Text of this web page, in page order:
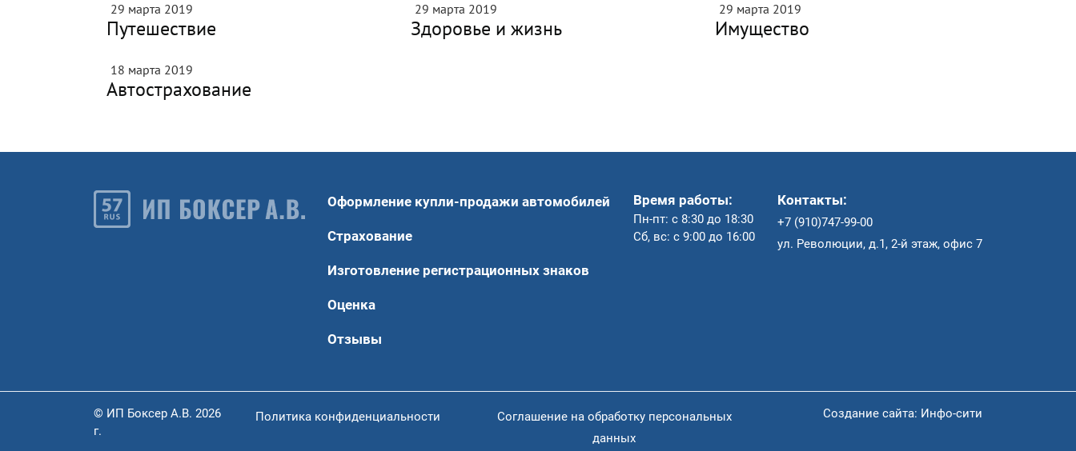
29 марта 2019
Путешествие
29 марта 2019
Здоровье и жизнь
29 марта 2019
Имущество
18 марта 2019
Автострахование
Оформление купли-продажи автомобилей
Страхование
Изготовление регистрационных знаков
Оценка
Отзывы
Время работы:
Пн-пт: с 8:30 до 18:30
Сб, вс: с 9:00 до 16:00
Контакты:
+7 (910)747-99-00
ул. Революции, д.1, 2-й этаж, офис 7
© ИП Боксер А.В. 2026
г.
Политика конфиденциальности
Соглашение на обработку персональных
данных
Создание сайта: Инфо-сити